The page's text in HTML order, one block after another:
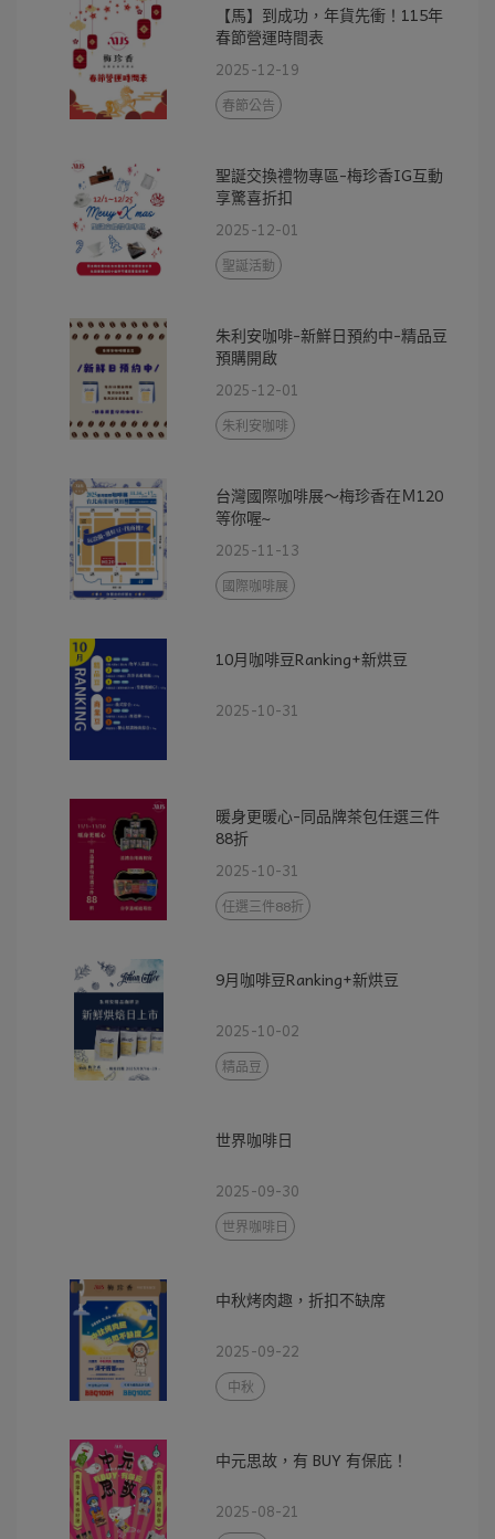
【馬】到成功，年貨先衝！115年
春節營運時間表
2025-12-19
春節公告
聖誕交換禮物專區-梅珍香IG互動
享驚喜折扣
2025-12-01
聖誕活動
朱利安咖啡-新鮮日預約中-精品豆
預購開啟
2025-12-01
朱利安咖啡
台灣國際咖啡展～梅珍香在Ｍ120
等你喔~
2025-11-13
國際咖啡展
10月咖啡豆Ranking+新烘豆
2025-10-31
暖身更暖心-同品牌茶包任選三件
88折
2025-10-31
任選三件88折
9月咖啡豆Ranking+新烘豆
2025-10-02
精品豆
世界咖啡日
2025-09-30
世界咖啡日
中秋烤肉趣，折扣不缺席
2025-09-22
中秋
中元思故，有 BUY 有保庇！
2025-08-21